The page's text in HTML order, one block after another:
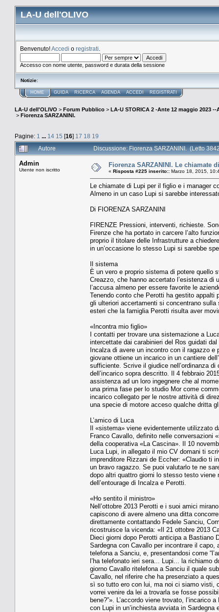
LA-U dell'OLIVO
Benvenuto!Accedi o registrati
Accesso con nome utente, password e durata della sessione
Notizie:
HOME GUIDA RICERCA AGENDA ACCEDI REGISTRATI
LA-U dell'OLIVO > Forum Pubblico > LA-U STORICA 2 -Ante 12 maggio 2023 --
> Fiorenza SARZANINI.
Pagine: 1 ... 14 15 [16] 17 18 19
Autore
Discussione: Fiorenza SARZANINI. (Letto
Admin
Utente non iscritto
Fiorenza SARZANINI. Le
« Risposta #225 inserito:: Marzo 18, 2015,
Le chiamate di Lupi per il figlio e i manager
Almeno in un caso Lupi si sarebbe
Di FIORENZA SARZANINI
FIRENZE Pressioni, interventi, richieste.
Firenze che ha portato in carcere l’alto
proprio il titolare delle Infrastrutture a
in un’occasione lo stesso Lupi si sarebbe
Il sistema
È un vero e proprio sistema di potere quello
Creazzo, che hanno accertato l’esistenza
l’accusa almeno per essere favorite le
Tenendo conto che Perotti ha gestito appalti
gli ulteriori accertamenti si concentrano
esteri che la famiglia Perotti risulta aver
«Incontra mio figlio»
I contatti per trovare una sistemazione a
intercettate dai carabinieri del Ros guidati
Incalza di avere un incontro con il ragazzo
giovane ottiene un incarico in un cantiere
sufficiente. Scrive il giudice nell’ordinanza
dell’incarico sopra descritto. Il 4 febbraio
assistenza ad un loro ingegnere che al
una prima fase per lo studio Mor come
incarico collegato per le nostre attività di
una specie di motore acceso qualche dritta
L’amico di Luca
Il «sistema» viene evidentemente utilizzato
Franco Cavallo, definito nelle conversazioni
della cooperativa «La Cascina». Il 10
Luca Lupi, in allegato il mio CV domani ti
imprenditore Rizzani de Eccher: «Claudio ti
un bravo ragazzo. Se puoi valutarlo te ne
dopo altri quattro giorni lo stesso testo viene
dell’entourage di Incalza e Perotti.
«Ho sentito il ministro»
Nell’ottobre 2013 Perotti e i suoi amici
capiscono di avere almeno una ditta
direttamente contattando Fedele Sanciu,
ricostruisce la vicenda: «Il 21 ottobre 2013
Dieci giorni dopo Perotti anticipa a Bastiano
Sardegna con Cavallo per incontrare il capo,
telefona a Sanciu, e, presentandosi come
l’ha telefonato ieri sera... Lupi... la richiamo
giorno Cavallo ritelefona a Sanciu il quale
Cavallo, nel riferire che ha presenziato a
sì so tutto ero con lui, ma noi ci siamo visti,
vorrei venire da lei a trovarla se fosse
bene?”». L’accordo viene trovato, l’incarico
con Lupi in un’inchiesta avviata in Sardegna